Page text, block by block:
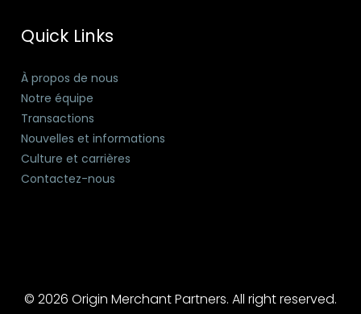
Quick Links
À propos de nous
Notre équipe
Transactions
Nouvelles et informations
Culture et carrières
Contactez-nous
© 2026 Origin Merchant Partners. All right reserved.